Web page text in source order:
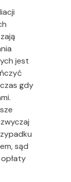
jest
gdy
sąd